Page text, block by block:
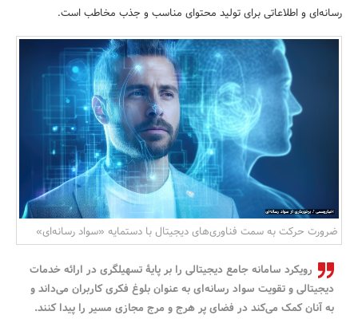
بانک، بیمه و سرمایه
مسکن و ساختمان
رسانه‌ای و اطلاعاتی برای تولید محتوای مناسب و جذب مخاطب است.
ضرورت حرکت به سمت فناوری‌های دیجیتال با دستمایه «سواد رسانه‌ای»
رویکرد سامانه جامع دیجیتالی را بر پایۀ تسهیلگری در ارائه خدمات
دیجیتالی و تقویت سواد رسانه‌ای به عنوان بلوغ فکری کاربران می‌داند و
به آنان کمک می‌کند در فضای پر هرج و مرج مجازی مسیر را پیدا کنند.